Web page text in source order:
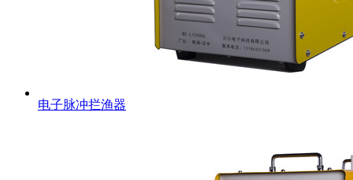
电子脉冲拦渔器